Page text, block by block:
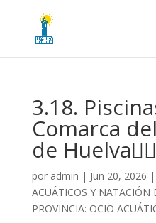
3.18.
Comarca
de
por admin | Jun 20, 2026 |
ACUÁTICOS Y NATACIÓN
PROVINCIA: OCIO